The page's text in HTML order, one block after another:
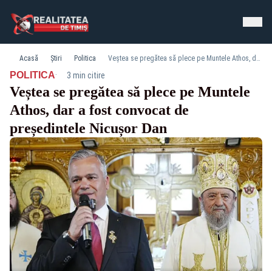
Acasă Știri Politica Veștea se pregătea să plece pe Muntele Athos, dar a fost convocat de președintele Nicușor Dan
POLITICA· 3 min citire
Veștea se pregătea să plece pe Muntele
Athos, dar a fost convocat de
președintele Nicușor Dan